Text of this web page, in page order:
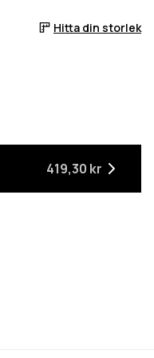
Hitta din storlek
419,30 kr